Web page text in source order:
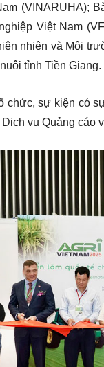
(VINARUHA);
Việt Nam
nhiên và Môi
tỉnh Tiền Giang.
chức, sự kiện có
vụ Quảng cáo